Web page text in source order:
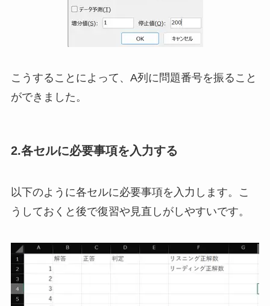
こうすることによって、A列に問題番号を振ること
ができました。
2.各セルに必要事項を入力する
以下のように各セルに必要事項を入力します。こ
うしておくと後で復習や見直しがしやすいです。